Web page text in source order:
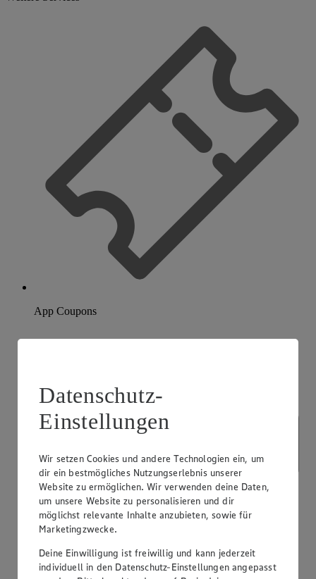
App Coupons
Datenschutz-
Einstellungen
Wir setzen Cookies und andere Technologien ein, um
dir ein bestmögliches Nutzungserlebnis unserer
Website zu ermöglichen. Wir verwenden deine Daten,
um unsere Website zu personalisieren und dir
möglichst relevante Inhalte anzubieten, sowie für
Marketingzwecke.
Deine Einwilligung ist freiwillig und kann jederzeit
individuell in den Datenschutz-Einstellungen angepasst